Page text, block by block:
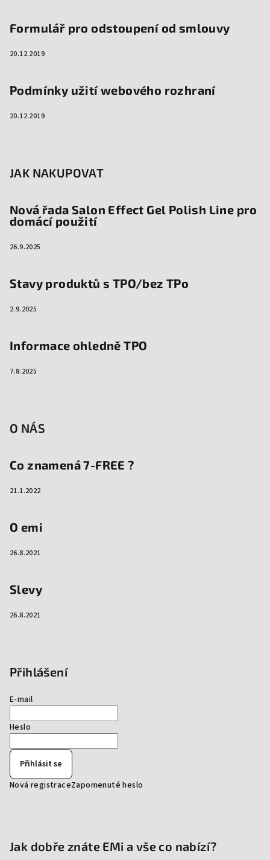
Formulář pro odstoupení od smlouvy
20.12.2019
Podmínky užití webového rozhraní
20.12.2019
JAK NAKUPOVAT
Nová řada Salon Effect Gel Polish Line pro
domácí použití
26.9.2025
Stavy produktů s TPO/bez TPo
2.9.2025
Informace ohledně TPO
7.8.2025
O NÁS
Co znamená 7-FREE ?
21.1.2022
O emi
26.8.2021
Slevy
26.8.2021
Přihlášení
E-mail
Heslo
Přihlásit se
Nová registraceZapomenuté heslo
Jak dobře znáte EMi a vše co nabízí?